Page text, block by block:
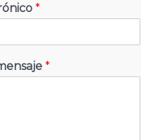
*
*